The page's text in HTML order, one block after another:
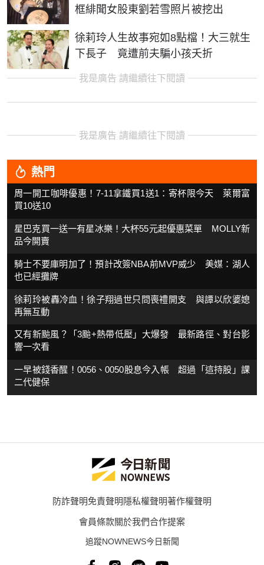
框緋聞女股東劉若雪照片被挖出
徐莉玲人生故事宛如8點檔！大三就生
下長子 竟遭前夫騙小孩夭折
我是廣告 請繼續往下閱讀
我是廣告 請繼續往下閱讀
熱門
周一開工咖啡優惠！7-11拿鐵買1送1：寄杯限今天 萊爾富
買10送10
星巴克買一送一有星冰樂！大杯55元起優惠菜單 MOLLY新
品今開賣
騎士不要庫明加了！預計改簽NBA前MVP威少 美媒：湖人
也已經攤牌
徐莉玲被轟冷血！徐子翔過世只問喪禮開支 與譚以欣婆媳
再無互動
又有新颱風？「3颱+熱帶低壓」大爆發 最新路徑、對台影
響一次看
一早被錢香醒！0056、0050股息今入帳 超過「這持股」課
二代健保
防詐聲明免責聲明隱私權聲明著作權聲明
會員條款關於我們合作提案
追蹤NOWNEWS今日新聞